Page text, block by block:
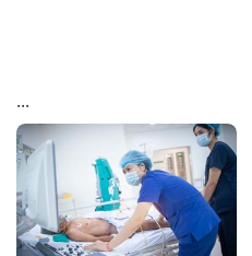
...